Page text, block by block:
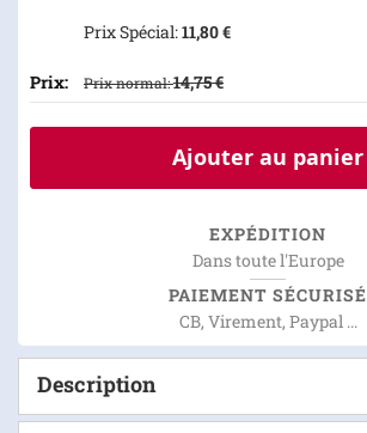
Prix Spécial 11,80 €
Prix normal 14,75 €
Ajouter au panier
EXPÉDITION
Dans toute l'Europe
PAIEMENT SÉCURISÉ
CB, Virement, Paypal ...
Description